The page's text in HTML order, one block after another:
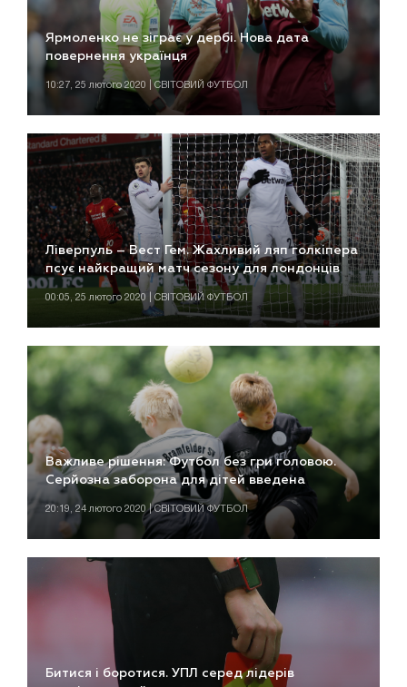
Ярмоленко не зіграє у дербі. Нова дата
повернення українця
10:27, 25 лютого 2020 | СВІТОВИЙ ФУТБОЛ
Ліверпуль – Вест Гем. Жахливий ляп голкіпера
псує найкращий матч сезону для лондонців
00:05, 25 лютого 2020 | СВІТОВИЙ ФУТБОЛ
Важливе рішення: Футбол без гри головою.
Серйозна заборона для дітей введена
20:19, 24 лютого 2020 | СВІТОВИЙ ФУТБОЛ
Битися і боротися. УПЛ серед лідерів